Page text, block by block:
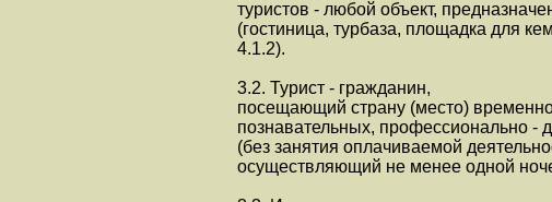
туристов - любой объект,
(гостиница, турбаза, площадка для
4.1.2).
3.2. Турист - гражданин,
посещающий страну (место)
познавательных, профессионально -
(без занятия оплачиваемой
осуществляющий не менее одной